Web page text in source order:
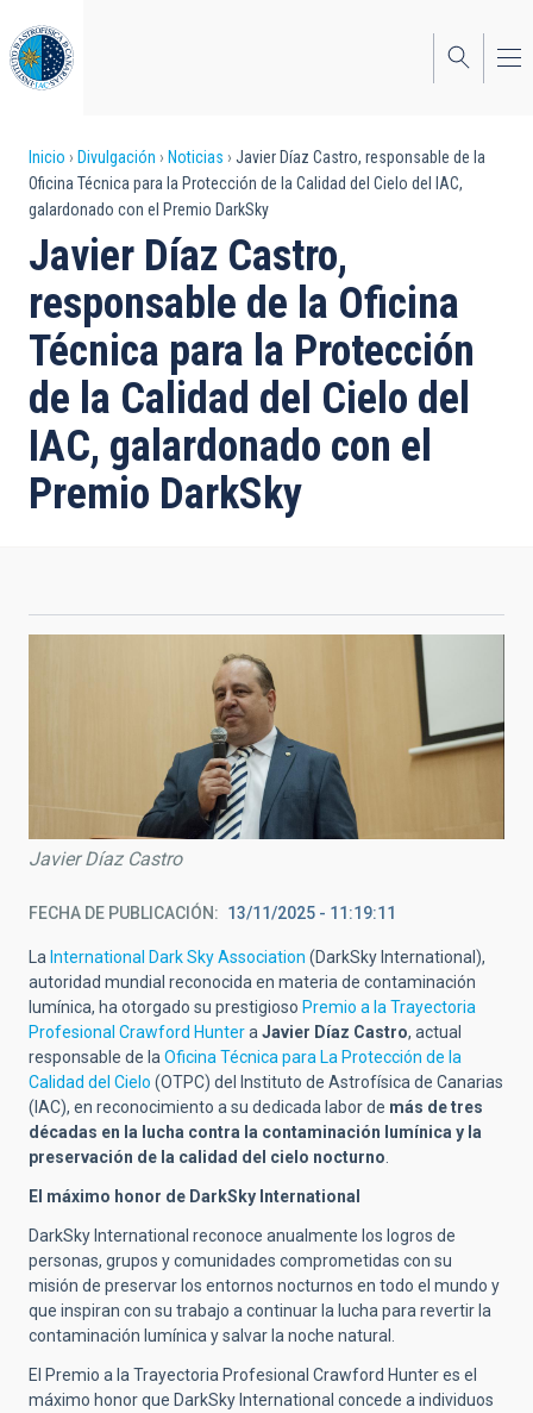
al
contenido
principal
Sobrescribir
enlaces
de
ayuda
a
la
navegación
Inicio Divulgación Noticias
Javier Díaz Castro, responsable de la
Oficina Técnica para la Protección de la Calidad del Cielo del IAC,
galardonado con el Premio DarkSky
Javier Díaz Castro,
responsable de la Oficina
Técnica para la Protección
de la Calidad del Cielo del
IAC, galardonado con el
Premio DarkSky
Javier Díaz Castro
FECHA DE PUBLICACIÓN 13/11/2025 - 11:19:11
La International Dark Sky Association (DarkSky International),
autoridad mundial reconocida en materia de contaminación
lumínica, ha otorgado su prestigioso Premio a la Trayectoria
Profesional Crawford Huntera Javier Díaz Castro, actual
responsable de la Oficina Técnica para La Protección de la
Calidad del Cielo (OTPC) del Instituto de Astrofísica de Canarias
(IAC), en reconocimiento a su dedicada labor de más de tres
décadas en la lucha contra la contaminación lumínica y la
preservación de la calidad del cielo nocturno
El máximo honor de DarkSky International
DarkSky International reconoce anualmente los logros de
personas, grupos y comunidades comprometidas con su
misión de preservar los entornos nocturnos en todo el mundo y
que inspiran con su trabajo a continuar la lucha para revertir la
contaminación lumínica y salvar la noche natural.
El Premio a la Trayectoria Profesional Crawford Hunter es el
máximo honor que DarkSky International concede a individuos